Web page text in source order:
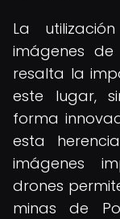
La
imágenes
resalta la
este lugar,
forma
esta
imágenes
drones
minas de